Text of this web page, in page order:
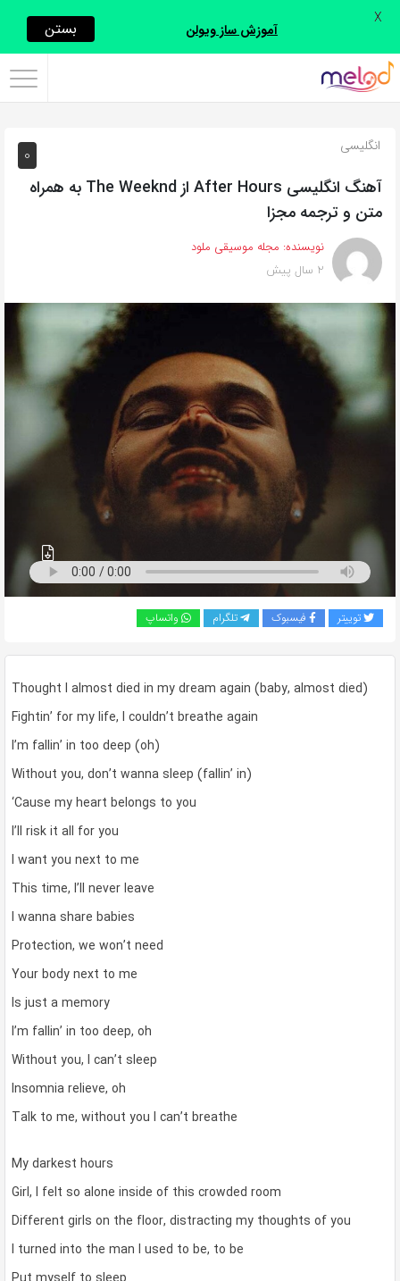
اشتراک
با
روش‌های
زیر
این
صفحه
را
خود
به
اشتراک
لینک
0 انگلیسی
آهنگ انگلیسی After Hours از The Weeknd به همراه
متن و ترجمه مجزا
نویسنده: مجله موسیقی ملود
2 سال پیش
توییتر فیسبوک تلگرام واتساپ
Thought I almost died in my dream again (baby, almost died)
Fightin’ for my life, I couldn’t breathe again
I’m fallin’ in too deep (oh)
Without you, don’t wanna sleep (fallin’ in)
‘Cause my heart belongs to you
I’ll risk it all for you
I want you next to me
This time, I’ll never leave
I wanna share babies
Protection, we won’t need
Your body next to me
Is just a memory
I’m fallin’ in too deep, oh
Without you, I can’t sleep
Insomnia relieve, oh
Talk to me, without you I can’t breathe
My darkest hours
Girl, I felt so alone inside of this crowded room
Different girls on the floor, distracting my thoughts of you
I turned into the man I used to be, to be
آموزش ساز ویولن بستن X